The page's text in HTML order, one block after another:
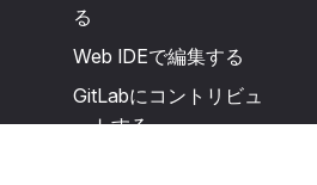
る
Web IDEで編集する
GitLabにコントリビュ
ートする